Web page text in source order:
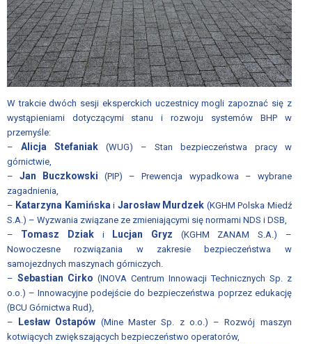
W trakcie dwóch sesji eksperckich uczestnicy mogli zapoznać się z
wystąpieniami dotyczącymi stanu i rozwoju systemów BHP w
przemyśle:
– Alicja Stefaniak(WUG) – Stan bezpieczeństwa pracy w
górnictwie,
– Jan Buczkowski (PIP) – Prewencja wypadkowa – wybrane
zagadnienia,
– Katarzyna Kamińska i Jarosław Murdzek (KGHM Polska Miedź
S.A.) – Wyzwania związane ze zmieniającymi się normami NDS i DSB,
– Tomasz Dziak i Lucjan Gryz (KGHM ZANAM S.A.) –
Nowoczesne rozwiązania w zakresie bezpieczeństwa w
samojezdnych maszynach górniczych.
– Sebastian Cirko (INOVA Centrum Innowacji Technicznych Sp. z
o.o.) – Innowacyjne podejście do bezpieczeństwa poprzez edukację
(BCU Górnictwa Rud),
–
Lesław Ostapów (Mine Master Sp. z o.o.) – Rozwój maszyn
kotwiących zwiększających bezpieczeństwo operatorów,